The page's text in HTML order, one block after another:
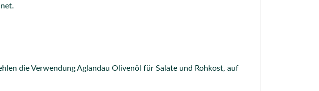
die Verwendung Aglandau Olivenöl für Salate und Rohkost, auf